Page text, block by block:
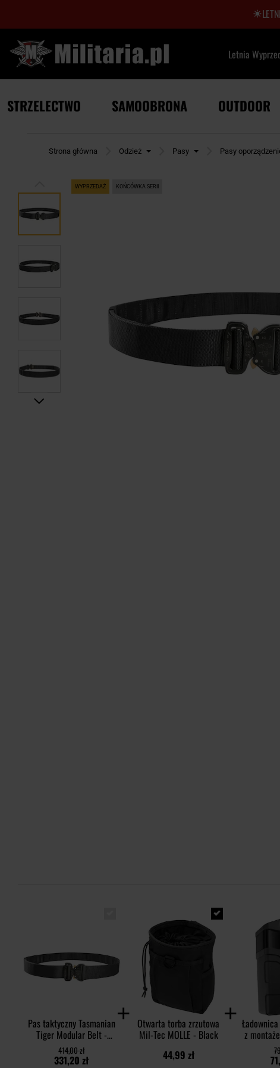
Letnia
STRZELECTWO SAMOOBRONA OUTDOOR
Strona główna Odzież Pasy Pasy
WYPRZEDAŻ KOŃCÓWKA SERII
Pas taktyczny Tasmanian
Tiger Modular Belt -
Black
331,20 zł
414,00 zł
Otwarta torba zrzutowa
Mil-Tec MOLLE - Black
44,99 zł
z